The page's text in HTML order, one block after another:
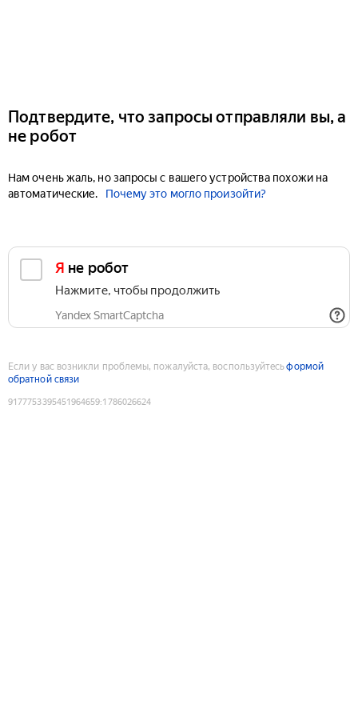
Подтвердите, что запросы отправляли вы, а
не робот
Нам очень жаль, но запросы с вашего устройства похожи на
автоматические.
Почему это могло произойти?
Я не робот
Нажмите, чтобы продолжить
Yandex SmartCaptcha
Если у вас возникли проблемы, пожалуйста, воспользуйтесьформой
обратной связи
9177753395451964659:1786026624